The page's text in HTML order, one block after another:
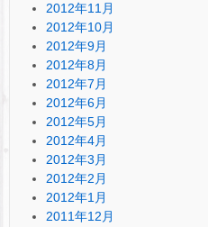
2012年11月
2012年10月
2012年9月
2012年8月
2012年7月
2012年6月
2012年5月
2012年4月
2012年3月
2012年2月
2012年1月
2011年12月